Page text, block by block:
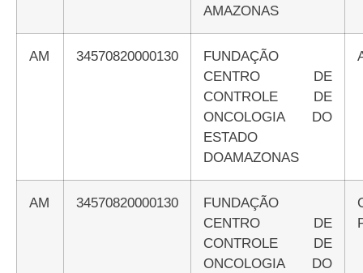
AMAZONAS
AM 34570820000130
FUNDAÇÃO
CENTRO DE
CONTROLE DE
ONCOLOGIA DO
ESTADO
DOAMAZONAS
AM 34570820000130
FUNDAÇÃO
CENTRO DE
CONTROLE DE
ONCOLOGIA DO